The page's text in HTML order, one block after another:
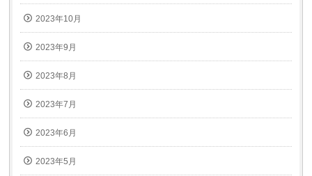
2023年10月
2023年9月
2023年8月
2023年7月
2023年6月
2023年5月